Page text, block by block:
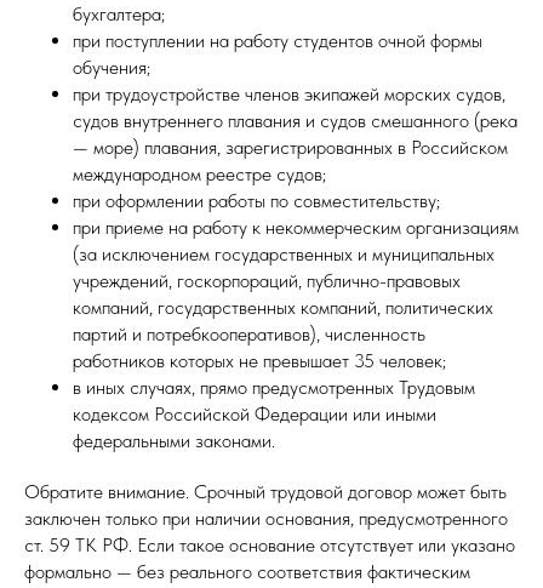
бухгалтера;
при поступлении на работу студентов очной формы
обучения;
при трудоустройстве членов экипажей морских судов,
судов внутреннего плавания и судов смешанного (река
— море) плавания, зарегистрированных в Российском
международном реестре судов;
при оформлении работы по совместительству;
при приеме на работу к некоммерческим организациям
(за исключением государственных и муниципальных
учреждений, госкорпораций, публично-правовых
компаний, государственных компаний, политических
партий и потребкооперативов), численность
работников которых не превышает 35 человек;
в иных случаях, прямо предусмотренных Трудовым
кодексом Российской Федерации или иными
федеральными законами.
Обратите внимание. Срочный трудовой договор может быть
заключен только при наличии основания, предусмотренного
ст. 59 ТК РФ. Если такое основание отсутствует или указано
формально — без реального соответствия фактическим